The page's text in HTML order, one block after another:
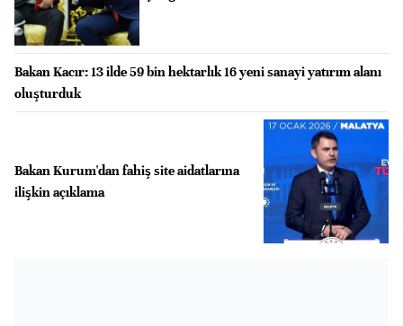
Bakan Kacır: 13 ilde 59 bin hektarlık 16 yeni sanayi yatırım alanı
oluşturduk
Bakan Kurum'dan fahiş site aidatlarına
ilişkin açıklama